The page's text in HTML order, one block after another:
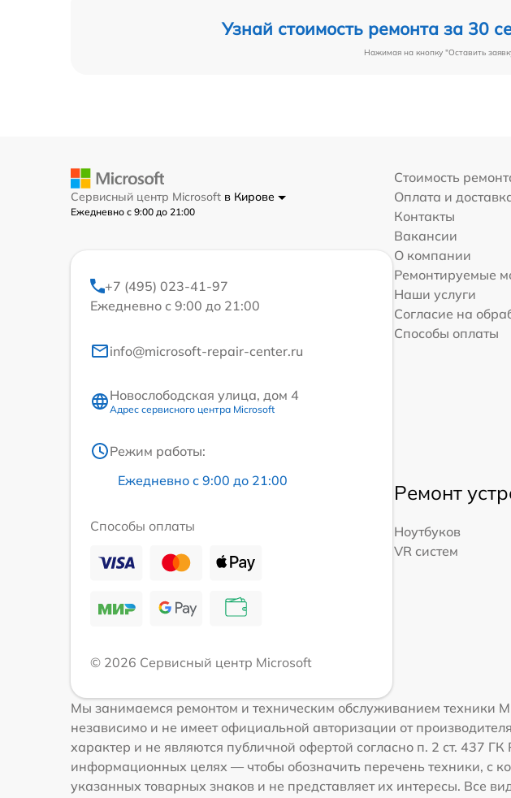
Узнай стоимость ремонта за 30
Нажимая на кнопку "Оставить
Сервисный центр Microsoft в Кирове
Ежедневно с 9:00 до 21:00
+7 (495) 023-41-97
Ежедневно с 9:00 до 21:00
info@microsoft-repair-center.ru
Новослободская улица, дом 4
Адрес сервисного центра Microsoft
Режим работы:
Ежедневно с 9:00 до 21:00
Способы оплаты
© 2026 Сервисный центр Microsoft
Стоимость
Оплата и
Контакты
Вакансии
О компании
Ремонтируемые
Наши услуги
Согласие на
Способы оплаты
Ремонт
Ноутбуков
VR систем
Мы занимаемся ремонтом и техническим обслуживанием техники
независимо и не имеет официальной авторизации от
характер и не являются публичной офертой согласно п. 2 ст. 437
информационных целях — чтобы обозначить перечень техники, с
указанных товарных знаков и не представляет их интересы. Все